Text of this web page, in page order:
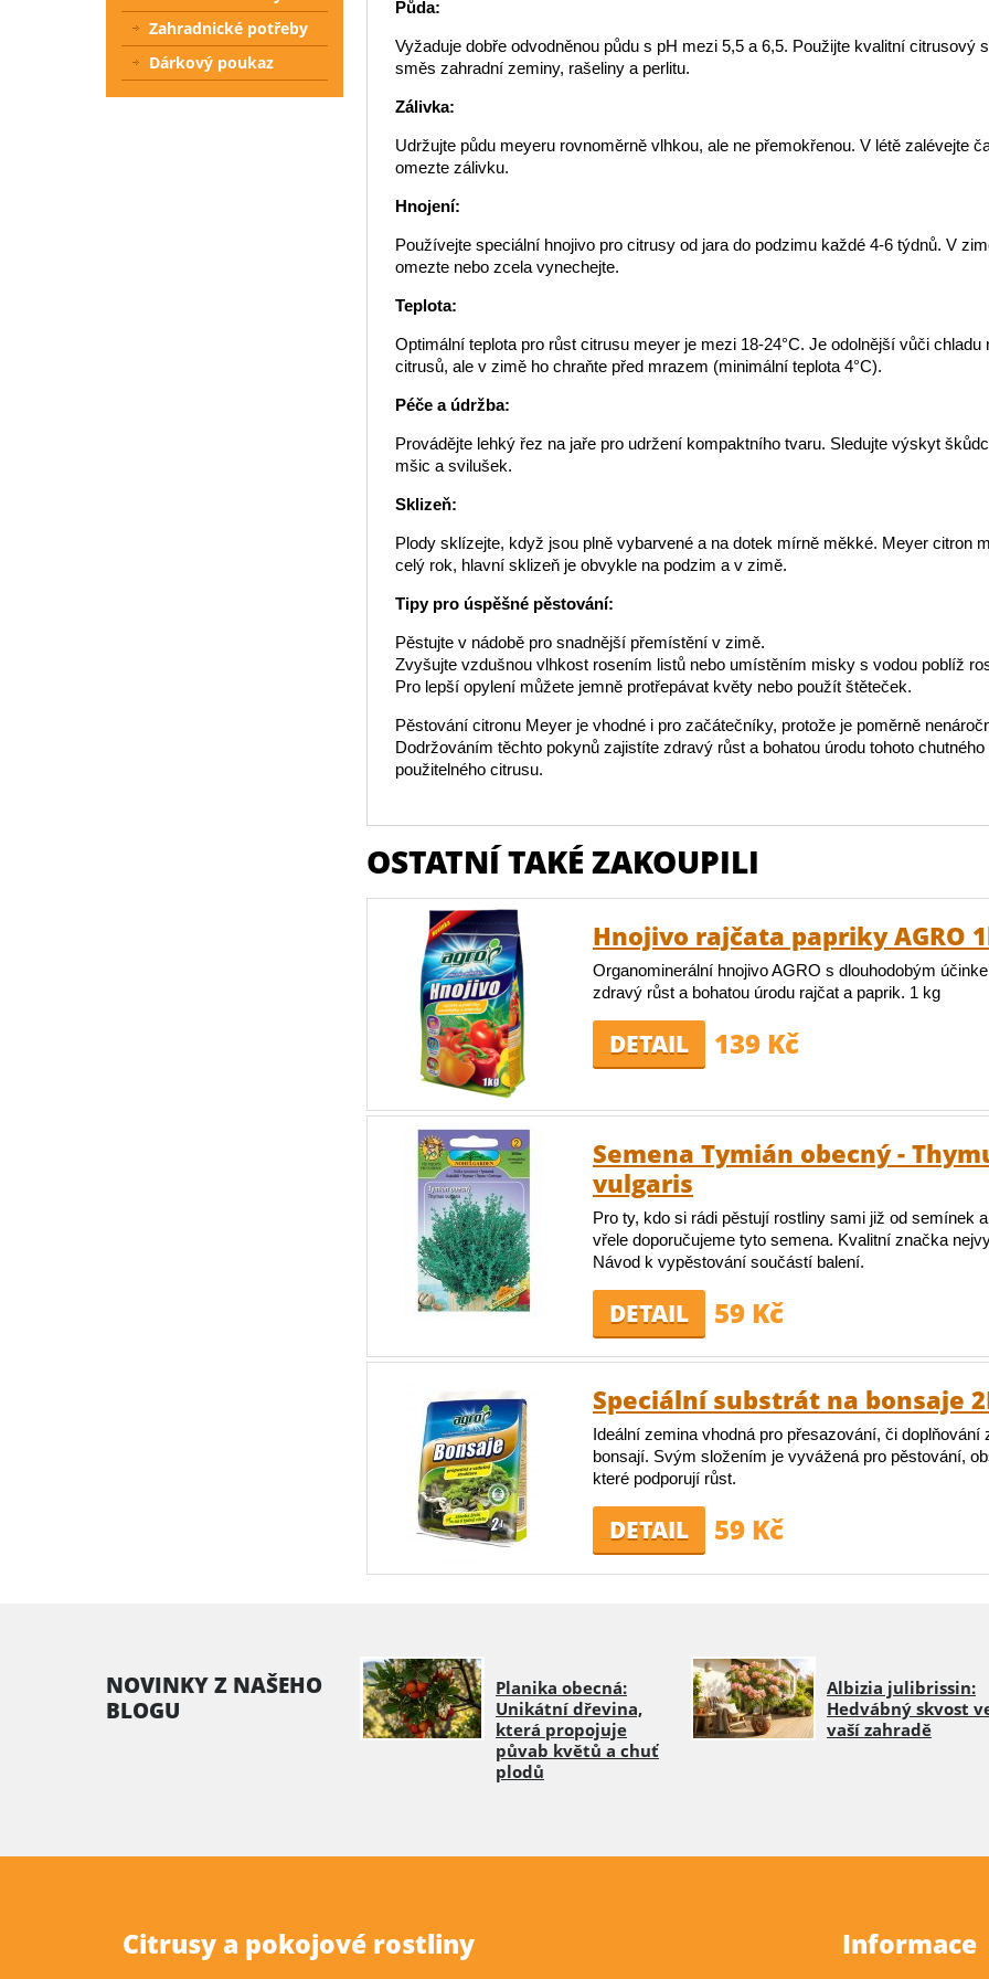
Půda:
Vyžaduje dobře odvodněnou půdu s pH mezi 5,5 a 6,5. Použijte kvalitní citrusový
směs zahradní zeminy, rašeliny a perlitu.
Zálivka:
Udržujte půdu meyeru rovnoměrně vlhkou, ale ne přemokřenou. V létě zalévejte
omezte zálivku.
Hnojení:
Používejte speciální hnojivo pro citrusy od jara do podzimu každé 4-6 týdnů. V
omezte nebo zcela vynechejte.
Teplota:
Optimální teplota pro růst citrusu meyer je mezi 18-24°C. Je odolnější vůči chladu
citrusů, ale v zimě ho chraňte před mrazem (minimální teplota 4°C).
Péče a údržba:
Provádějte lehký řez na jaře pro udržení kompaktního tvaru. Sledujte výskyt
mšic a svilušek.
Sklizeň:
Plody sklízejte, když jsou plně vybarvené a na dotek mírně měkké. Meyer citron
celý rok, hlavní sklizeň je obvykle na podzim a v zimě.
Tipy pro úspěšné pěstování:
Pěstujte v nádobě pro snadnější přemístění v zimě.
Zvyšujte vzdušnou vlhkost rosením listů nebo umístěním misky s vodou poblíž
Pro lepší opylení můžete jemně protřepávat květy nebo použít štěteček.
Pěstování citronu Meyer je vhodné i pro začátečníky, protože je poměrně
Dodržováním těchto pokynů zajistíte zdravý růst a bohatou úrodu tohoto
použitelného citrusu.
OSTATNÍ TAKÉ ZAKOUPILI
Hnojivo rajčata papriky AGRO
Organominerální hnojivo AGRO s dlouhodobým
zdravý růst a bohatou úrodu rajčat a paprik. 1 kg
DETAIL 139 Kč
Semena Tymián obecný -
vulgaris
Pro ty, kdo si rádi pěstují rostliny sami již od semínek
vřele doporučujeme tyto semena. Kvalitní značka
Návod k vypěstování součástí balení.
DETAIL 59 Kč
Speciální substrát na bonsaje
Ideální zemina vhodná pro přesazování, či doplňování
bonsají. Svým složením je vyvážená pro pěstování,
které podporují růst.
DETAIL 59 Kč
Zahradnické potřeby
Dárkový poukaz
NOVINKY Z NAŠEHO
BLOGU
Planika obecná:
Unikátní dřevina,
která propojuje
půvab květů a chuť
plodů
Albizia julibrissin:
Hedvábný skvost
vaší zahradě
Citrusy a pokojové rostliny Informace